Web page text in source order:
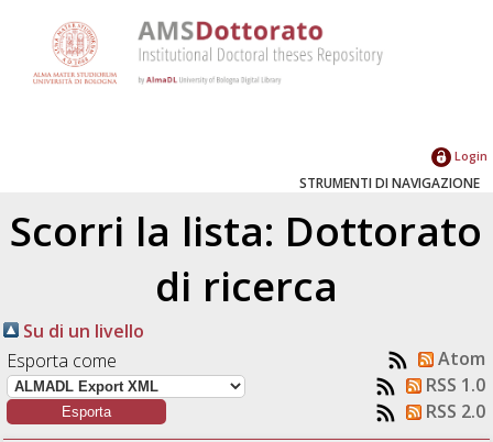
Login
STRUMENTI DI NAVIGAZIONE
Scorri la lista: Dottorato
di ricerca
Su di un livello
Esporta come
Atom
RSS 1.0
RSS 2.0